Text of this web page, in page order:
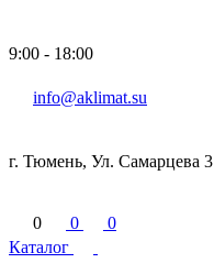
9:00 - 18:00
info@aklimat.su
г. Тюмень, Ул. Самарцева 3
0 0
0
Каталог